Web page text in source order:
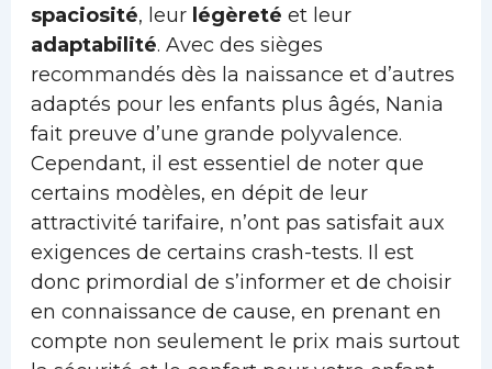
spaciosité, leur légèreté et leur
adaptabilité. Avec des sièges
recommandés dès la naissance et d’autres
adaptés pour les enfants plus âgés, Nania
fait preuve d’une grande polyvalence.
Cependant, il est essentiel de noter que
certains modèles, en dépit de leur
attractivité tarifaire, n’ont pas satisfait aux
exigences de certains crash-tests. Il est
donc primordial de s’informer et de choisir
en connaissance de cause, en prenant en
compte non seulement le prix mais surtout